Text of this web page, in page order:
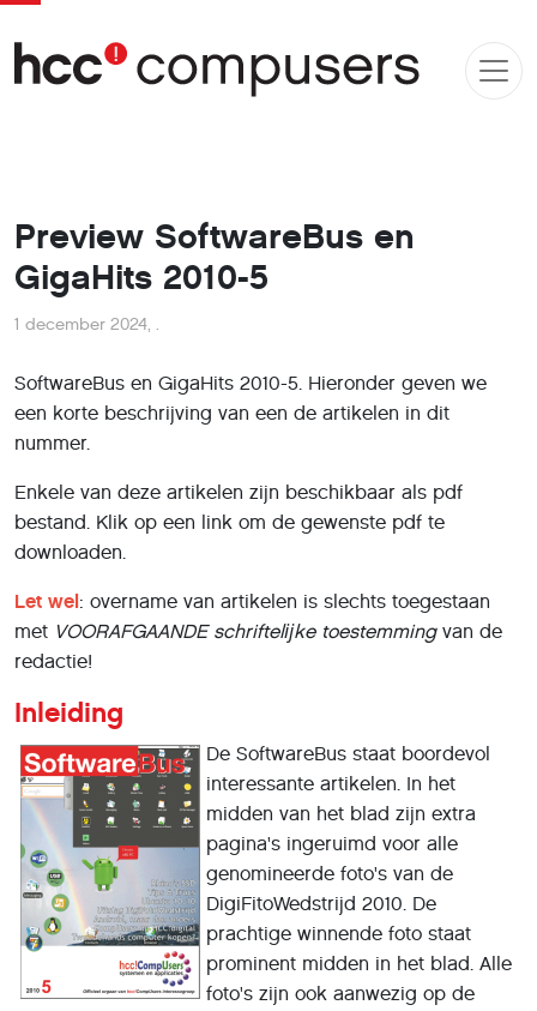
Preview SoftwareBus en
GigaHits 2010-5
1 december 2024, .
SoftwareBus en GigaHits 2010-5. Hieronder geven we
een korte beschrijving van een de artikelen in dit
nummer.
Enkele van deze artikelen zijn beschikbaar als pdf
bestand. Klik op een link om de gewenste pdf te
downloaden.
Let wel: overname van artikelen is slechts toegestaan
met VOORAFGAANDE schriftelĳke toestemmingvan de
redactie!
Inleiding
De SoftwareBus staat boordevol
interessante artikelen. In het
midden van het blad zijn extra
pagina's ingeruimd voor alle
genomineerde foto's van de
DigiFitoWedstrijd 2010. De
prachtige winnende foto staat
prominent midden in het blad. Alle
foto's zijn ook aanwezig op de